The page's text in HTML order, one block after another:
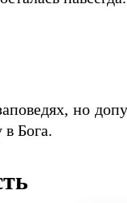
но
Бога.